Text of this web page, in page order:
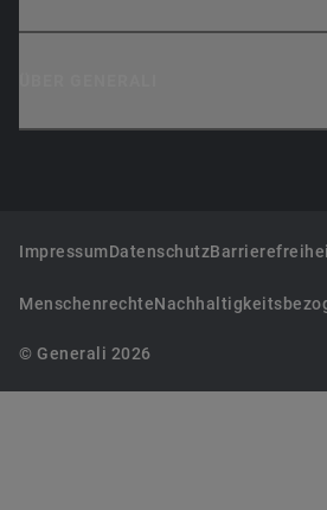
ImpressumDatenschutz
Menschenrechte
© Generali 2026